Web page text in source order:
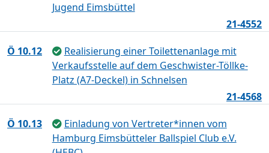
Jugend Eimsbüttel
21-4552
Ö 10.12
Realisierung einer Toilettenanlage mit
Verkaufsstelle auf dem Geschwister-Töllke-
Platz (A7-Deckel) in Schnelsen
21-4568
Ö 10.13
Einladung von Vertreter*innen vom
Hamburg Eimsbütteler Ballspiel Club e.V.